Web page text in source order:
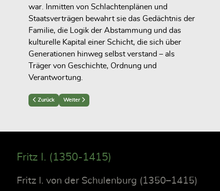
war. Inmitten von Schlachtenplänen und
Staatsverträgen bewahrt sie das Gedächtnis der
Familie, die Logik der Abstammung und das
kulturelle Kapital einer Schicht, die sich über
Generationen hinweg selbst verstand – als
Träger von Geschichte, Ordnung und
Verantwortung.
Previous article: Frömmigkeit, Religion und geistliche Kultur
Zurück Next article: Zeitgenössische Zeitschriften und Almanache
Weiter
Fritz I. (1350-1415)
Fritz I. von der Schulenburg (1350–1415)